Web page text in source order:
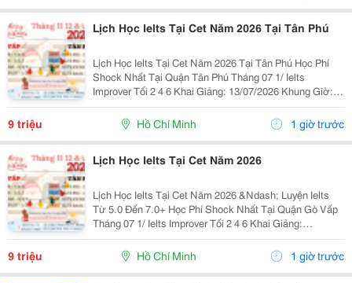
Lịch Học Ielts Tại Cet Năm 2026 Tại Tân Phú
Lịch Học Ielts Tại Cet Năm 2026 Tại Tân Phú Học Phí
Shock Nhất Tại Quận Tân Phú Tháng 07 1/ Ielts
Improver Tối 2 4 6 Khai Giảng: 13/07/2026 Khung Giờ:
18:00 Đến 21:00 Học Phí Ưu Đãi 5% Khi Đăng Ký 2/ Ielts
Basic Tối 3 5 7 Khai...
9 triệu Hồ Chí Minh 1 giờ trước
Lịch Học Ielts Tại Cet Năm 2026
Lịch Học Ielts Tại Cet Năm 2026 &Ndash; Luyện Ielts
Từ 5.0 Đến 7.0+ Học Phí Shock Nhất Tại Quận Gò Vấp
Tháng 07 1/ Ielts Improver Tối 2 4 6 Khai Giảng:
13/07/2026 Khung Giờ: 18:00 Đến 21:00 Học Phí Ưu Đãi
5% Khi Đăng Ký 2/ Ielts...
9 triệu Hồ Chí Minh 1 giờ trước